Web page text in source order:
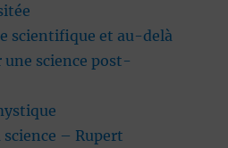
scientifique et au-delà
science post-
– Rupert